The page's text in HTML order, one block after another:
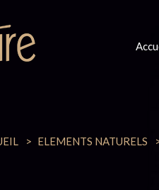
ELEMENTS NATURELS